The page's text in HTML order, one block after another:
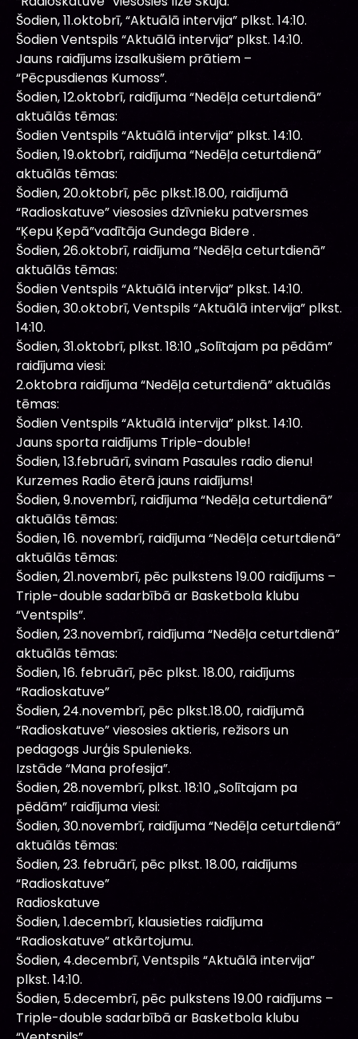
Šodien, 11.oktobrī, “Aktuālā intervija” plkst. 14:10.
Šodien Ventspils “Aktuālā intervija” plkst. 14:10.
Jauns raidījums izsalkušiem prātiem –
“Pēcpusdienas Kumoss”.
Šodien, 12.oktobrī, raidījuma “Nedēļa ceturtdienā”
aktuālās tēmas:
Šodien Ventspils “Aktuālā intervija” plkst. 14:10.
Šodien, 19.oktobrī, raidījuma “Nedēļa ceturtdienā”
aktuālās tēmas:
Šodien, 20.oktobrī, pēc plkst.18.00, raidījumā
“Radioskatuve” viesosies dzīvnieku patversmes
“Ķepu Ķepā”vadītāja Gundega Bidere .
Šodien, 26.oktobrī, raidījuma “Nedēļa ceturtdienā”
aktuālās tēmas:
Šodien Ventspils “Aktuālā intervija” plkst. 14:10.
Šodien, 30.oktobrī, Ventspils “Aktuālā intervija” plkst.
14:10.
Šodien, 31.oktobrī, plkst. 18:10 „Solītajam pa pēdām”
raidījuma viesi:
2.oktobra raidījuma “Nedēļa ceturtdienā” aktuālās
tēmas:
Šodien Ventspils “Aktuālā intervija” plkst. 14:10.
Jauns sporta raidījums Triple-double!
Šodien, 13.februārī, svinam Pasaules radio dienu!
Kurzemes Radio ēterā jauns raidījums!
Šodien, 9.novembrī, raidījuma “Nedēļa ceturtdienā”
aktuālās tēmas:
Šodien, 16. novembrī, raidījuma “Nedēļa ceturtdienā”
aktuālās tēmas:
Šodien, 21.novembrī, pēc pulkstens 19.00 raidījums –
Triple-double sadarbībā ar Basketbola klubu
“Ventspils”.
Šodien, 23.novembrī, raidījuma “Nedēļa ceturtdienā”
aktuālās tēmas:
Šodien, 16. februārī, pēc plkst. 18.00, raidījums
“Radioskatuve”
Šodien, 24.novembrī, pēc plkst.18.00, raidījumā
“Radioskatuve” viesosies aktieris, režisors un
pedagogs Jurģis Spulenieks.
Izstāde “Mana profesija”.
Šodien, 28.novembrī, plkst. 18:10 „Solītajam pa
pēdām” raidījuma viesi:
Šodien, 30.novembrī, raidījuma “Nedēļa ceturtdienā”
aktuālās tēmas:
Šodien, 23. februārī, pēc plkst. 18.00, raidījums
“Radioskatuve”
Radioskatuve
Šodien, 1.decembrī, klausieties raidījuma
“Radioskatuve” atkārtojumu.
Šodien, 4.decembrī, Ventspils “Aktuālā intervija”
plkst. 14:10.
Šodien, 5.decembrī, pēc pulkstens 19.00 raidījums –
Triple-double sadarbībā ar Basketbola klubu